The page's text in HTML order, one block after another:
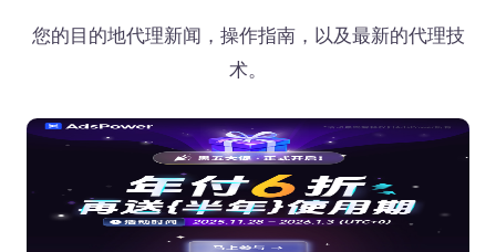
您的目的地代理新闻，操作指南，以及最新的代理技
术。